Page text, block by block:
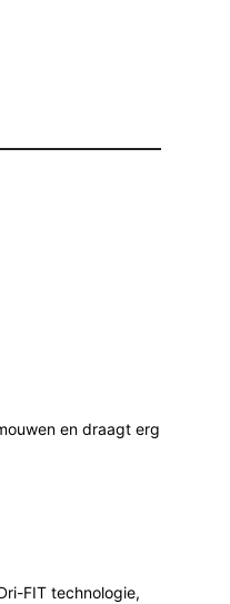
en draagt erg
FIT technologie,